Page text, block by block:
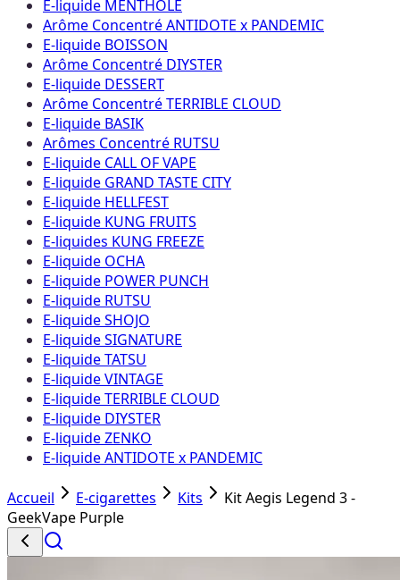
E-liquide MENTHOLÉ
Arôme Concentré ANTIDOTE x PANDEMIC
E-liquide BOISSON
Arôme Concentré DIYSTER
E-liquide DESSERT
Arôme Concentré TERRIBLE CLOUD
E-liquide BASIK
Arômes Concentré RUTSU
E-liquide CALL OF VAPE
E-liquide GRAND TASTE CITY
E-liquide HELLFEST
E-liquide KUNG FRUITS
E-liquides KUNG FREEZE
E-liquide OCHA
E-liquide POWER PUNCH
E-liquide RUTSU
E-liquide SHOJO
E-liquide SIGNATURE
E-liquide TATSU
E-liquide VINTAGE
E-liquide TERRIBLE CLOUD
E-liquide DIYSTER
E-liquide ZENKO
E-liquide ANTIDOTE x PANDEMIC
Accueil E-cigarettes Kits
Kit Aegis Legend 3 -
GeekVape Purple